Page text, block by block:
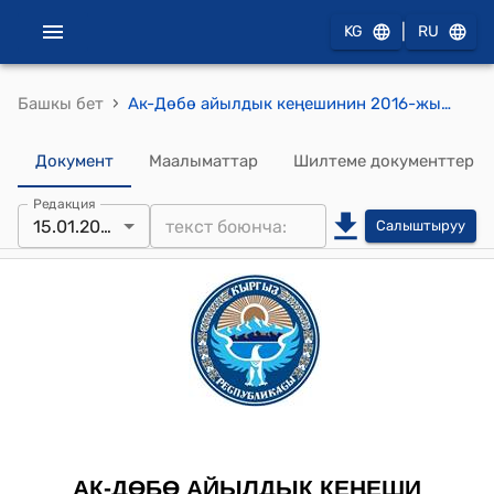
KG RU
Башкы бет › Ак-Дөбө айылдык кеңешинин 2016-жылдын 15-январындагы № 03 (Ак-Дөбө айыл аймагынын башчысы Ө.Батырбековдун сунушун угуп жолбун иттерди аттуу үчүн акча каражатын бөлүп берүү жөнүндө) токтому
Документ Маалыматтар Шилтеме документтер
Редакция
15.01.2016 Салыштыруу